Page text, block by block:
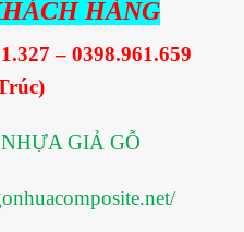
HÀNG
– 0398.961.659
GIẢ GỖ